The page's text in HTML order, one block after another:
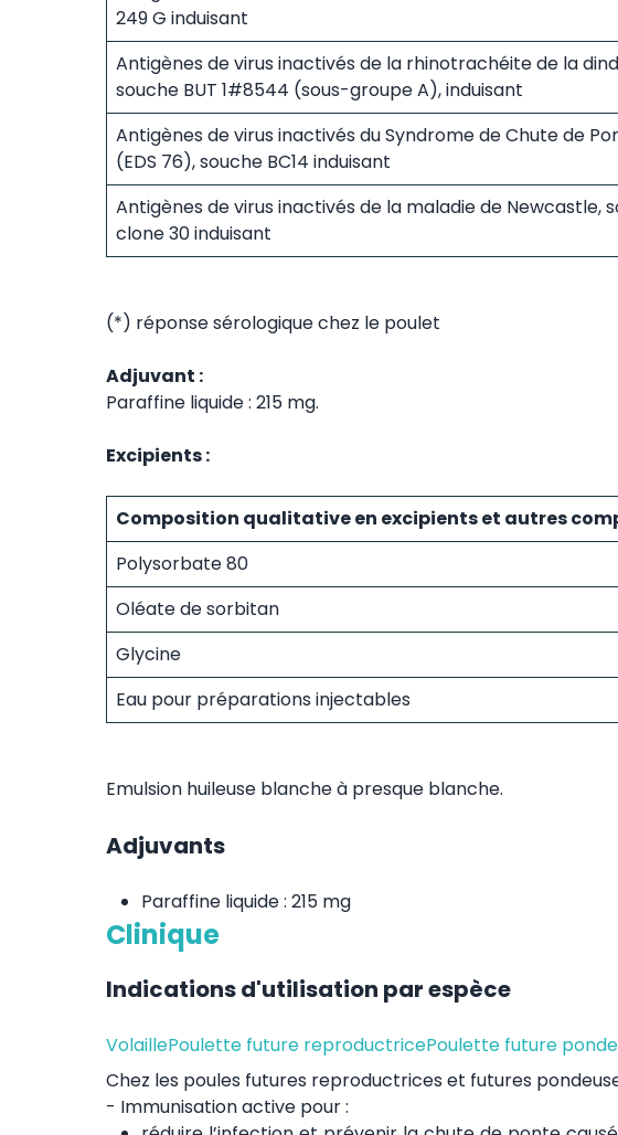
249 G induisant
Antigènes de virus inactivés de la rhinotrachéite de la
souche BUT 1#8544 (sous-groupe A), induisant
Antigènes de virus inactivés du Syndrome de Chute de
(EDS 76), souche BC14 induisant
Antigènes de virus inactivés de la maladie de Newcastle,
clone 30 induisant
(*) réponse sérologique chez le poulet
Adjuvant :
Paraffine liquide : 215 mg.
Excipients :
Composition qualitative en excipients et autres
Polysorbate 80
Oléate de sorbitan
Glycine
Eau pour préparations injectables
Emulsion huileuse blanche à presque blanche.
Adjuvants
Paraffine liquide : 215 mg
Clinique
Indications d'utilisation par espèce
VolaillePoulette future reproductricePoulette future
Chez les poules futures reproductrices et futures
- Immunisation active pour :